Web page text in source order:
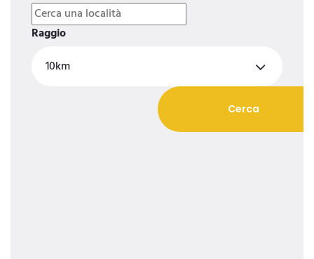
Raggio